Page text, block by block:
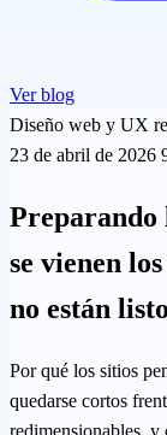
Ver blog
Diseño web y UX
23 de abril de 2026
Preparando
se vienen
no están
Por qué los sitios
quedarse cortos
redimensionables, y